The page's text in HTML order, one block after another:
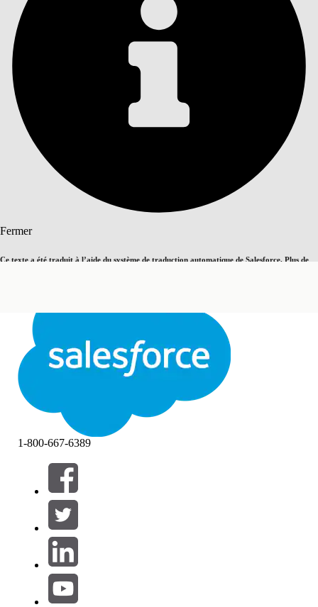
Fermer
Ce texte a été traduit à l’aide du système de traduction automatique de Salesforce. Plus de
Fermer
Table des matières
TABLE DES MATIÈRES
Rechercher
Filtres (0)
SÉLECTIONNER DES FILTRES
Gamme de produits
1-800-667-6389